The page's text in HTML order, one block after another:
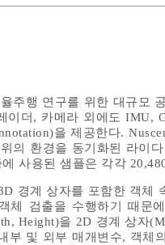
주행 연구를 위한 대규모
이더, 카메라 외에도 IMU,
을 제공한다.
의 환경을 동기화된 라이
사용된 샘플은 각각
경계 상자를 포함한 객
체 검출을 수행하기 때문
Height)을 2D 경계 상자
부 및 외부 매개변수, 객